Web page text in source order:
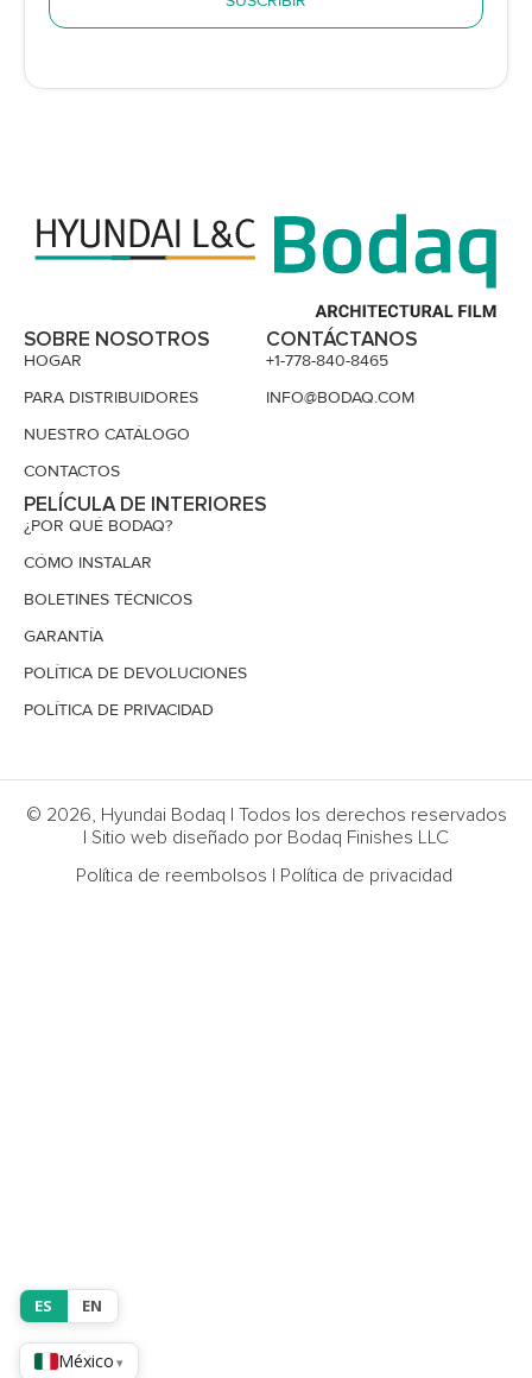
SOBRE NOSOTROS
HOGAR
PARA DISTRIBUIDORES
NUESTRO CATÁLOGO
CONTACTOS
PELÍCULA DE INTERIORES
¿POR QUÉ BODAQ?
CÓMO INSTALAR
BOLETINES TÉCNICOS
GARANTÍA
POLÍTICA DE DEVOLUCIONES
POLÍTICA DE PRIVACIDAD
CONTÁCTANOS
+1-778-840-8465
INFO@BODAQ.COM
© 2026, Hyundai Bodaq | Todos los derechos reservados
| Sitio web diseñado por Bodaq Finishes LLC
Política de reembolsos | Política de privacidad
ES EN
México ▾